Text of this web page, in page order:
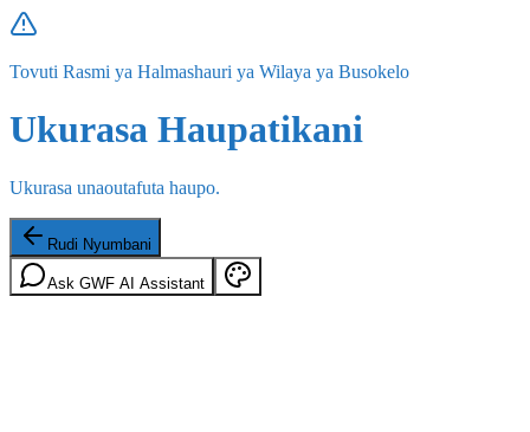
Tovuti Rasmi ya Halmashauri ya Wilaya ya Busokelo
Ukurasa Haupatikani
Ukurasa unaoutafuta haupo.
Rudi Nyumbani
Ask GWF AI Assistant